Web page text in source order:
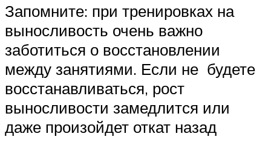
Запомните: при тренировках на
выносливость очень важно
заботиться о восстановлении
между занятиями. Если не будете
восстанавливаться, рост
выносливости замедлится или
даже произойдет откат назад